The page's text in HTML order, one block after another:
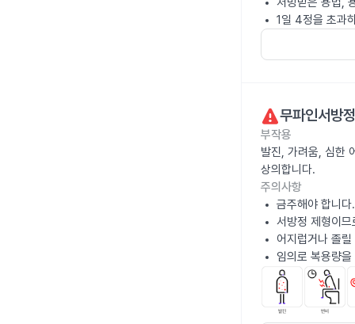
1일 4정을 초과
무파인서방정
부작용
발진, 가려움, 심한
상의합니다.
주의사항
금주해야 합니다.
서방정 제형이
어지럽거나 졸
임의로 복용량